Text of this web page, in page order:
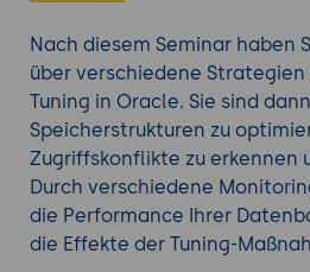
Nach diesem Seminar haben
über verschiedene
Tuning in Oracle. Sie sind
Speicherstrukturen zu
Zugriffskonflikte zu erkennen
Durch verschiedene
die Performance Ihrer
die Effekte der Tuning-